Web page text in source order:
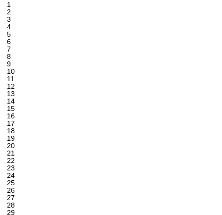
1
2
3
4
5
6
7
8
9
10
11
12
13
14
15
16
17
18
19
20
21
22
23
24
25
26
27
28
29